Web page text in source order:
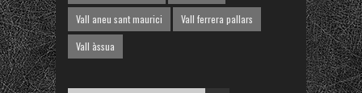
Vall aneu sant maurici
Vall ferrera pallars
Vall àssua